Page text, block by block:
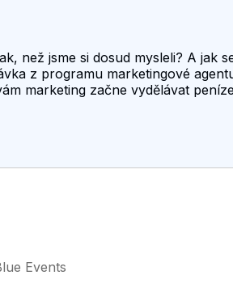
než jsme si dosud mysleli? A jak
z programu marketingové
marketing začne vydělávat
Events